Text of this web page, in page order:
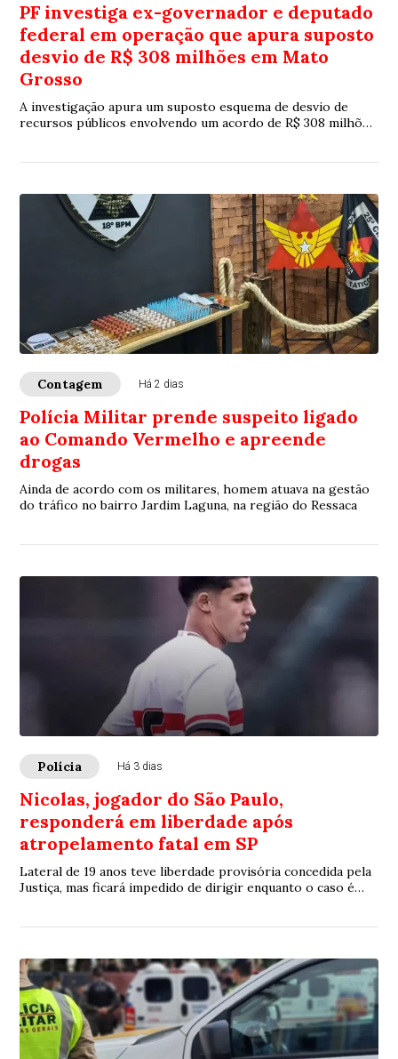
PF investiga ex-governador e deputado
federal em operação que apura suposto
desvio de R$ 308 milhões em Mato
Grosso
A investigação apura um suposto esquema de desvio de
recursos públicos envolvendo um acordo de R$ 308 milhões
Contagem Há 2 dias
Polícia Militar prende suspeito ligado
ao Comando Vermelho e apreende
drogas
Ainda de acordo com os militares, homem atuava na gestão
do tráfico no bairro Jardim Laguna, na região do Ressaca
Polícia Há 3 dias
Nicolas, jogador do São Paulo,
responderá em liberdade após
atropelamento fatal em SP
Lateral de 19 anos teve liberdade provisória concedida pela
Justiça, mas ficará impedido de dirigir enquanto o caso é